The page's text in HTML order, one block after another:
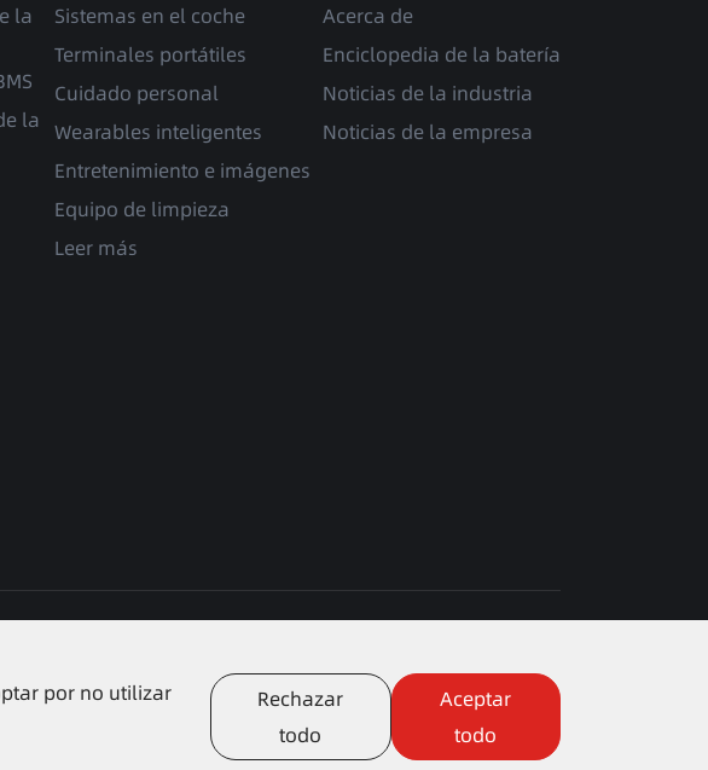
la
la
Sistemas en el coche
Terminales portátiles
Cuidado personal
Wearables inteligentes
Entretenimiento e imágenes
Equipo de limpieza
Leer más
Acerca de
Enciclopedia de la batería
Noticias de la industria
Noticias de la empresa
por no utilizar
Rechazar
todo
Aceptar
todo